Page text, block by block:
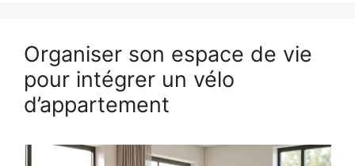
Organiser son espace de vie
pour intégrer un vélo
d’appartement